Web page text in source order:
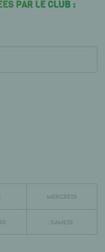
PAR LE CLUB :
MERCREDI
SAMEDI